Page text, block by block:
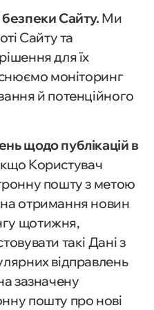
Сайту. Ми
Сайту та
для їх
моніторинг
й потенційного
щодо публікацій в
Користувач
пошту з метою
отримання новин
щотижня,
такі Дані з
відправлень
зазначену
пошту про нові